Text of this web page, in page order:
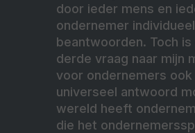
door ieder mens en
ondernemer individueel
beantwoorden. Toch is
derde vraag naar mijn
voor ondernemers ook
universeel antwoord
wereld heeft
die het